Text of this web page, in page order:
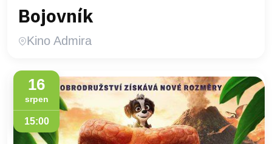
Bojovník
Kino Admira
16
srpen
15:00